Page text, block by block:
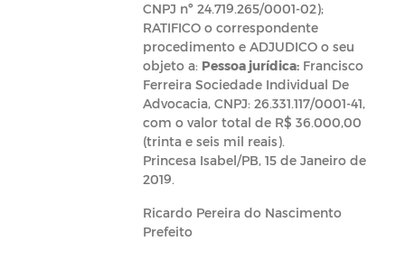
CNPJ nº 24.719.265/0001-02);
RATIFICO o correspondente
procedimento e ADJUDICO o seu
objeto a: Pessoa jurídica:Francisco
Ferreira Sociedade Individual De
Advocacia, CNPJ: 26.331.117/0001-41,
com o valor total de R$ 36.000,00
(trinta e seis mil reais).
Princesa Isabel/PB, 15 de Janeiro de
2019.
Ricardo Pereira do Nascimento
Prefeito